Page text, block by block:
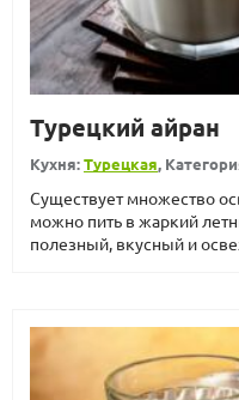
Турецкий айран
Кухня:Турецкая,
Существует множество
можно пить в жаркий
полезный, вкусный и